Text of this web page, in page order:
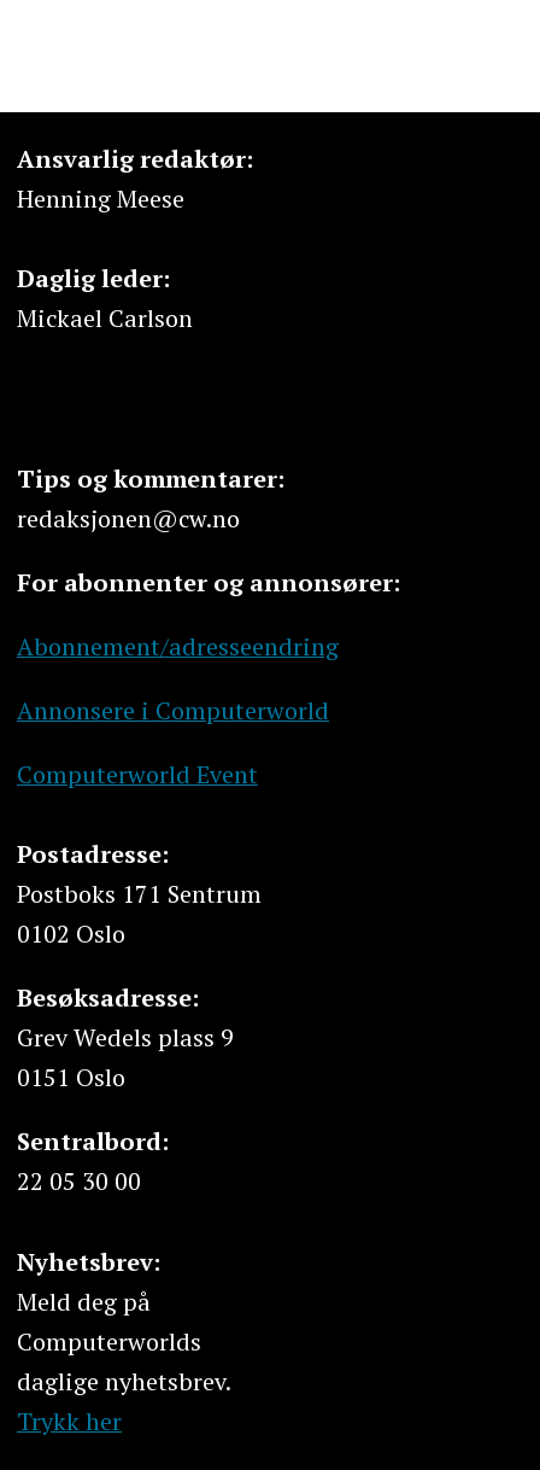
Ansvarlig redaktør:
Henning Meese
Daglig leder:
Mickael Carlson
Tips og kommentarer:
redaksjonen@cw.no
For abonnenter og annonsører:
Abonnement/adresseendring
Annonsere i Computerworld
Computerworld Event
Postadresse:
Postboks 171 Sentrum
0102 Oslo
Besøksadresse:
Grev Wedels plass 9
0151 Oslo
Sentralbord:
22 05 30 00
Nyhetsbrev:
Meld deg på
Computerworlds
daglige nyhetsbrev.
Trykk her